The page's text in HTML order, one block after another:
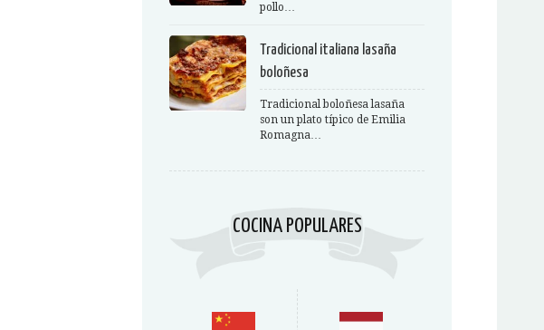
pollo…
Tradicional italiana lasaña
boloñesa
Tradicional boloñesa lasaña
son un plato típico de Emilia
Romagna…
COCINA POPULARES